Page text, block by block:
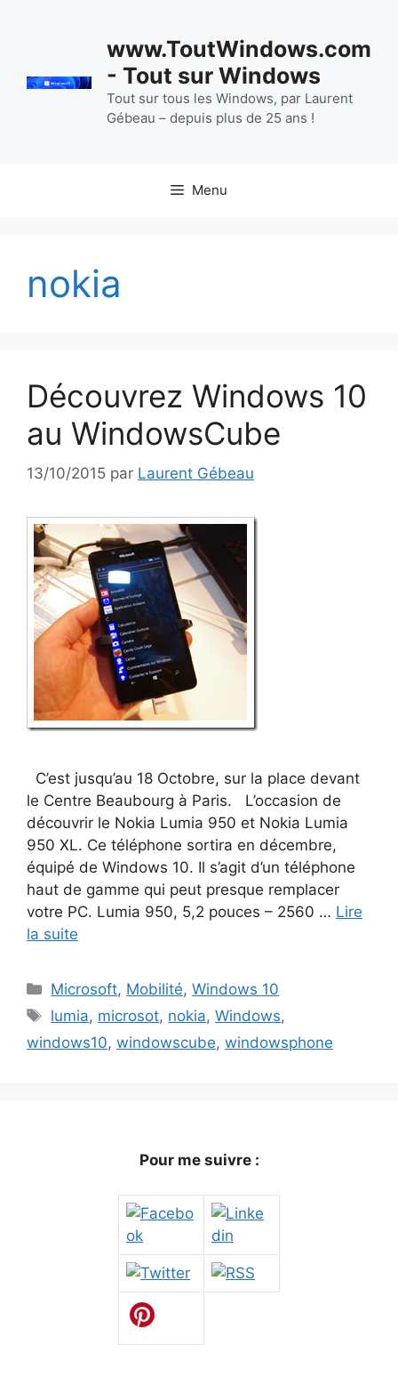
www.ToutWindows.com
- Tout sur Windows
Tout sur tous les Windows, par Laurent
Gébeau – depuis plus de 25 ans !
Menu
nokia
Découvrez Windows 10
au WindowsCube
13/10/2015 par Laurent Gébeau
C’est jusqu’au 18 Octobre, sur la place devant
le Centre Beaubourg à Paris. L’occasion de
découvrir le Nokia Lumia 950 et Nokia Lumia
950 XL. Ce téléphone sortira en décembre,
équipé de Windows 10. Il s’agit d’un téléphone
haut de gamme qui peut presque remplacer
votre PC. Lumia 950, 5,2 pouces – 2560 … Lire
la suite
Catégories
Microsoft, Mobilité,Windows 10
Étiquettes
lumia, microsot, nokia,Windows,
windows10, windowscube, windowsphone
Pour me suivre :